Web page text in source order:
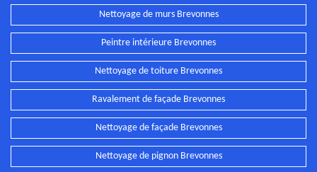
Nettoyage de murs Brevonnes
Peintre intérieure Brevonnes
Nettoyage de toiture Brevonnes
Ravalement de façade Brevonnes
Nettoyage de façade Brevonnes
Nettoyage de pignon Brevonnes